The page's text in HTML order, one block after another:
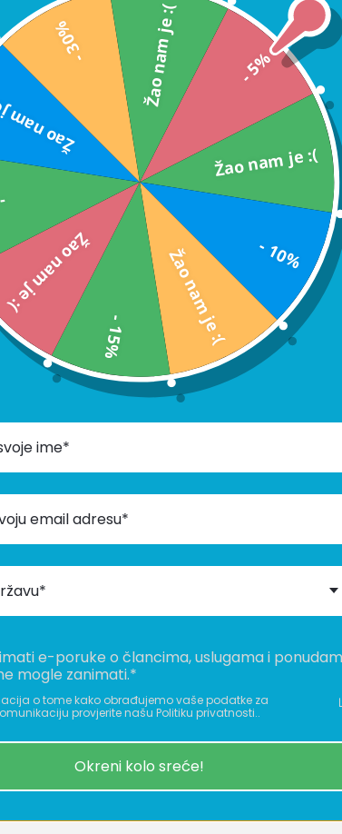
nećemo priložiti račun tijekom isporuke. Račun
izradu čije upute možete pronaći na našem blogu.
- 5%
Žao nam je :(
- 10%
Žao nam je :(
- 15%
Žao nam je :(
je :(
- 30% Žao nam je :(
e-poruke o člancima, uslugama i
mogle zanimati.*
o tome kako obrađujemo vaše podatke za
provjerite našu Politiku privatnosti..
Okreni kolo sreće!